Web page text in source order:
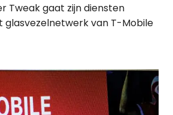
Tweak gaat zijn diensten
glasvezelnetwerk van T-Mobile